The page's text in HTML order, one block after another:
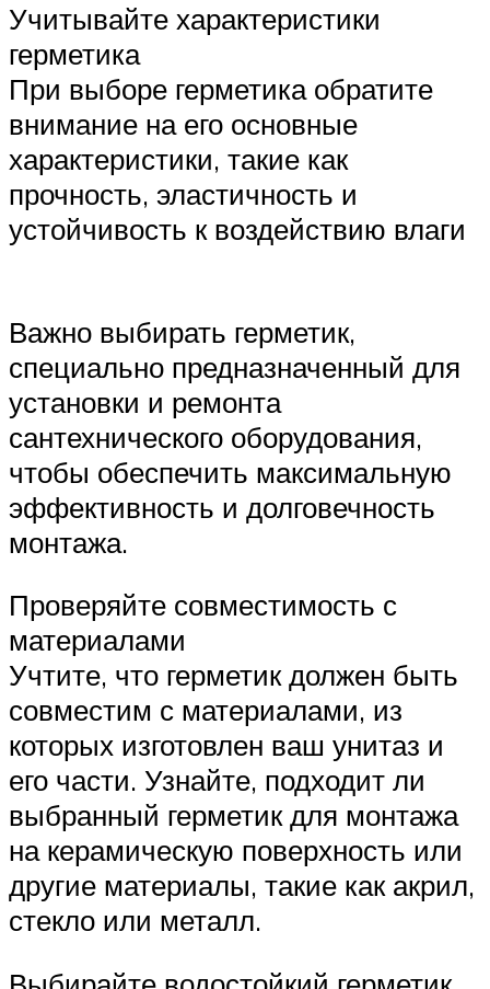
Учитывайте характеристики
герметика
При выборе герметика обратите
внимание на его основные
характеристики, такие как
прочность, эластичность и
устойчивость к воздействию влаги
Важно выбирать герметик,
специально предназначенный для
установки и ремонта
сантехнического оборудования,
чтобы обеспечить максимальную
эффективность и долговечность
монтажа.
Проверяйте совместимость с
материалами
Учтите, что герметик должен быть
совместим с материалами, из
которых изготовлен ваш унитаз и
его части. Узнайте, подходит ли
выбранный герметик для монтажа
на керамическую поверхность или
другие материалы, такие как акрил,
стекло или металл.